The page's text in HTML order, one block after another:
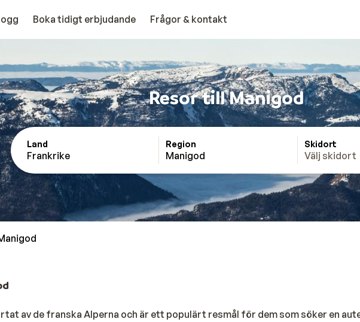
Boka tidigt erbjudande Frågor & kontakt
Resor till Manigod
Land
Frankrike
Region
Manigod
Skidort
Välj skidort
av de franska Alperna och är ett populärt resmål för dem som söker en